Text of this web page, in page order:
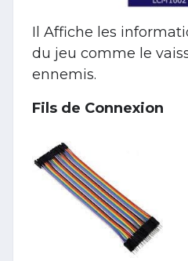
Il Affiche les
du jeu comme le
ennemis.
Fils de Connexion